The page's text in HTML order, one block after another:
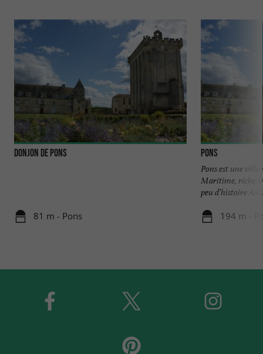
Donjon de Pons
81 m - Pons
Pons
Pons est une
Maritime, riche
peu d’histoire
194 m -